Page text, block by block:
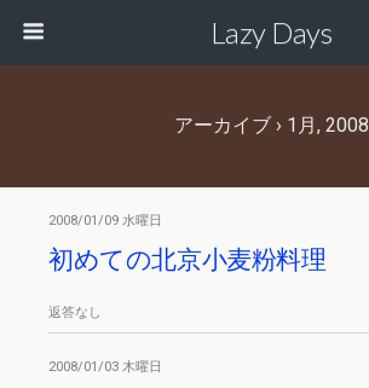
Lazy Days
アーカイブ › 1月, 2008
2008/01/09 水曜日
初めての北京小麦粉料理
返答なし
2008/01/03 木曜日